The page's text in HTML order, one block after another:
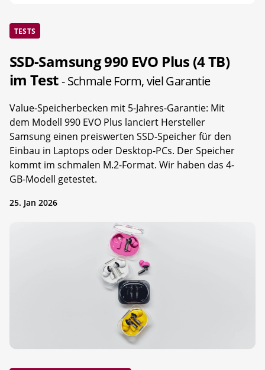
TESTS
SSD-Samsung 990 EVO Plus (4 TB)
im Test- Schmale Form, viel Garantie
Value-Speicherbecken mit 5-Jahres-Garantie: Mit
dem Modell 990 EVO Plus lanciert Hersteller
Samsung einen preiswerten SSD-Speicher für den
Einbau in Laptops oder Desktop-PCs. Der Speicher
kommt im schmalen M.2-Format. Wir haben das 4-
GB-Modell getestet.
25. Jan 2026